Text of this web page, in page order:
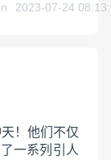
2023-07-24
！他们不仅
一系列引人